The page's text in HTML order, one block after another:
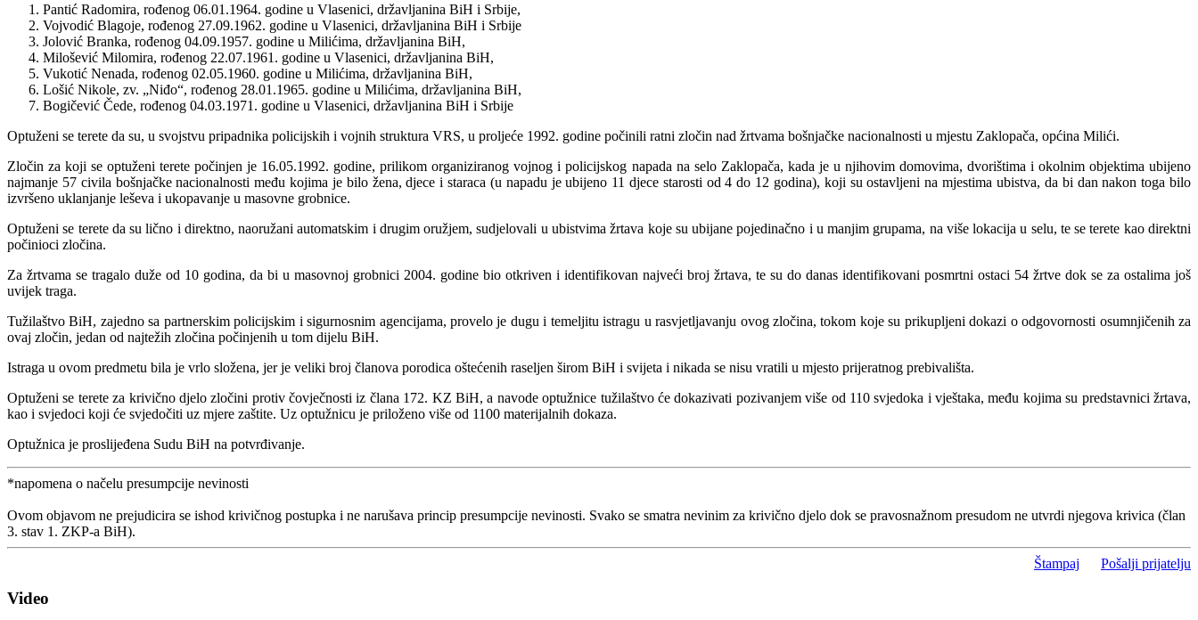
Pantić Radomira, rođenog 06.01.1964. godine u Vlasenici, državljanina BiH i Srbije,
Vojvodić Blagoje, rođenog 27.09.1962. godine u Vlasenici, državljanina BiH i Srbije
Jolović Branka, rođenog 04.09.1957. godine u Milićima, državljanina BiH,
Milošević Milomira, rođenog 22.07.1961. godine u Vlasenici, državljanina BiH,
Vukotić Nenada, rođenog 02.05.1960. godine u Milićima, državljanina BiH,
Lošić Nikole, zv. „Niđo“, rođenog 28.01.1965. godine u Milićima, državljanina BiH,
Bogičević Čede, rođenog 04.03.1971. godine u Vlasenici, državljanina BiH i Srbije
Optuženi se terete da su, u svojstvu pripadnika policijskih i vojnih struktura VRS, u proljeće 1992. godine počinili ratni zločin nad žrtvama bošnjačke nacionalnosti u mjestu Zaklopača, općina Milići.
Zločin za koji se optuženi terete počinjen je 16.05.1992. godine, prilikom organiziranog vojnog i policijskog napada na selo Zaklopača, kada je u njihovim domovima, dvorištima i okolnim objektima ubijeno
najmanje 57 civila bošnjačke nacionalnosti među kojima je bilo žena, djece i staraca (u napadu je ubijeno 11 djece starosti od 4 do 12 godina), koji su ostavljeni na mjestima ubistva, da bi dan nakon toga bilo
izvršeno uklanjanje leševa i ukopavanje u masovne grobnice.
Optuženi se terete da su lično i direktno, naoružani automatskim i drugim oružjem, sudjelovali u ubistvima žrtava koje su ubijane pojedinačno i u manjim grupama, na više lokacija u selu, te se terete kao direktni
počinioci zločina.
Za žrtvama se tragalo duže od 10 godina, da bi u masovnoj grobnici 2004. godine bio otkriven i identifikovan najveći broj žrtava, te su do danas identifikovani posmrtni ostaci 54 žrtve dok se za ostalima još
uvijek traga.
Tužilaštvo BiH, zajedno sa partnerskim policijskim i sigurnosnim agencijama, provelo je dugu i temeljitu istragu u rasvjetljavanju ovog zločina, tokom koje su prikupljeni dokazi o odgovornosti osumnjičenih za
ovaj zločin, jedan od najtežih zločina počinjenih u tom dijelu BiH.
Istraga u ovom predmetu bila je vrlo složena, jer je veliki broj članova porodica oštećenih raseljen širom BiH i svijeta i nikada se nisu vratili u mjesto prijeratnog prebivališta.
Optuženi se terete za krivično djelo zločini protiv čovječnosti iz člana 172. KZ BiH, a navode optužnice tužilaštvo će dokazivati pozivanjem više od 110 svjedoka i vještaka, među kojima su predstavnici žrtava,
kao i svjedoci koji će svjedočiti uz mjere zaštite. Uz optužnicu je priloženo više od 1100 materijalnih dokaza.
Optužnica je proslijeđena Sudu BiH na potvrđivanje.
*napomena o načelu presumpcije nevinosti
Ovom objavom ne prejudicira se ishod krivičnog postupka i ne narušava princip presumpcije nevinosti. Svako se smatra nevinim za krivično djelo dok se pravosnažnom presudom ne utvrdi njegova krivica (član
3. stav 1. ZKP-a BiH).
Štampaj Pošalji prijatelju
Video